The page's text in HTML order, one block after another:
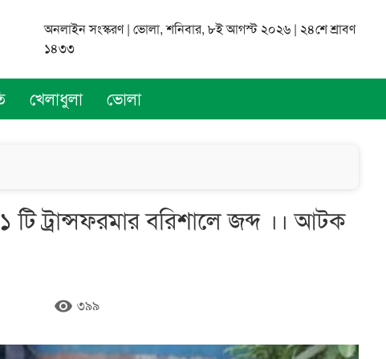
অনলাইন সংস্করণ | ভোলা, শনিবার, ৮ই আগস্ট ২০২৬ | ২৪শে শ্রাবণ
১৪৩৩
খেলাধুলা ভোলা
ট্রান্সফরমার বরিশালে জব্দ ।। আটক
remove_red_eye ৩৯৯